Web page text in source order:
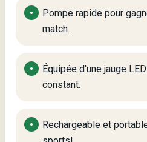
Pompe rapide pour
match.
Équipée d'une jauge
constant.
Rechargeable et